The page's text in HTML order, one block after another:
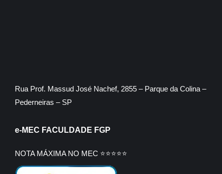
Rua Prof. Massud José Nachef, 2855 – Parque da Colina –
Pederneiras – SP
e-MEC FACULDADE FGP
NOTA MÁXIMA NO MEC ⭐⭐⭐⭐⭐